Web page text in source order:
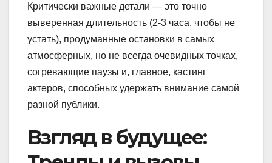
Критически важные детали — это точно
выверенная длительность (2-3 часа, чтобы не
устать), продуманные остановки в самых
атмосферных, но не всегда очевидных точках,
согревающие паузы и, главное, кастинг
актеров, способных удержать внимание самой
разной публики.
Взгляд в будущее: